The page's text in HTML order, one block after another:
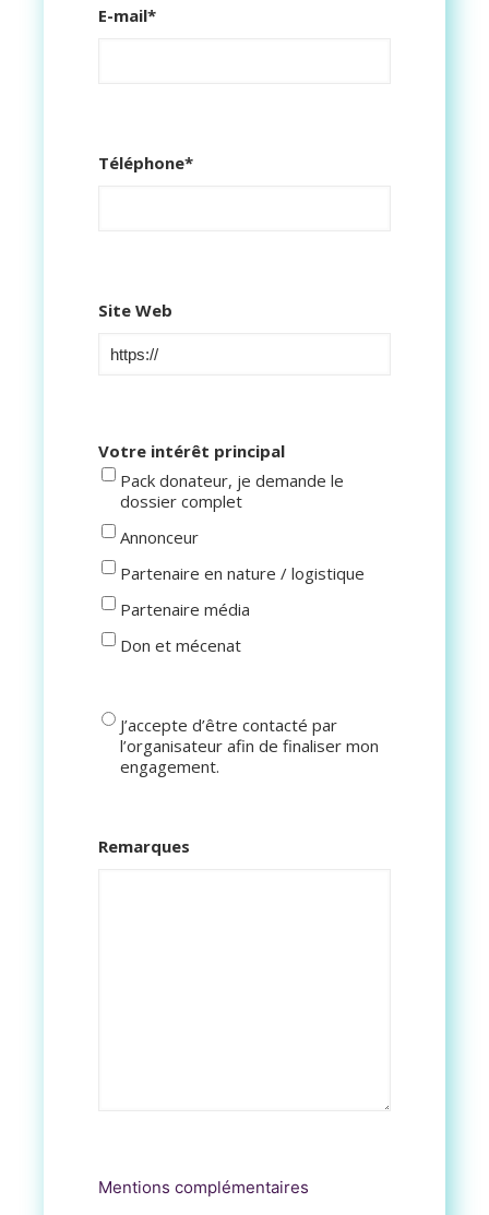
E-mail*
Téléphone*
Site Web
Votre intérêt principal
Pack donateur, je demande le
dossier complet
Annonceur
Partenaire en nature / logistique
Partenaire média
Don et mécenat
Contact
J’accepte d’être contacté par
l’organisateur afin de finaliser mon
engagement.
Remarques
Mentions complémentaires